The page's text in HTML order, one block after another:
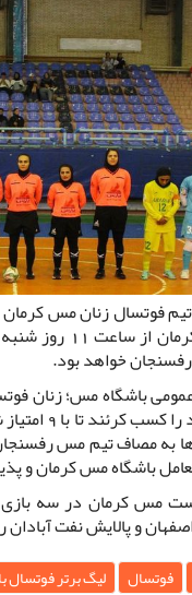
فوتسال زنان مس
اساس تیم مس
خواهد بود.
باشگاه مس؛ زنان
فصل خود
به مصاف تیم مس
باشگاه مس کرمان و
مس کرمان در سه
و پالایش نفت
فوتسال لیگ برتر فوتسال